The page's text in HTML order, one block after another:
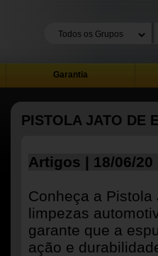
Garantia
PISTOLA JATO DE
Artigos | 18/06/20
Conheça a
limpezas
garante que a
ação e